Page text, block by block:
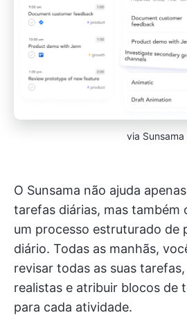
via Sunsama
O Sunsama não ajuda
tarefas diárias, mas também
um processo estruturado de
diário. Todas as manhãs,
revisar todas as suas
realistas e atribuir blocos de
para cada atividade.